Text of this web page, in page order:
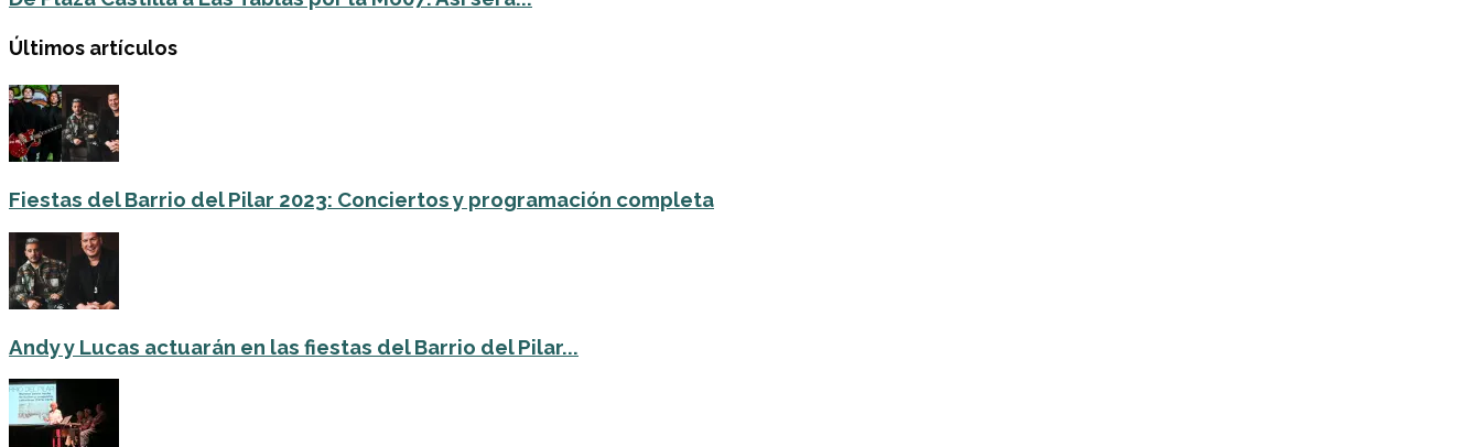
Últimos artículos
Fiestas del Barrio del Pilar 2023: Conciertos y programación completa
Andy y Lucas actuarán en las fiestas del Barrio del Pilar...